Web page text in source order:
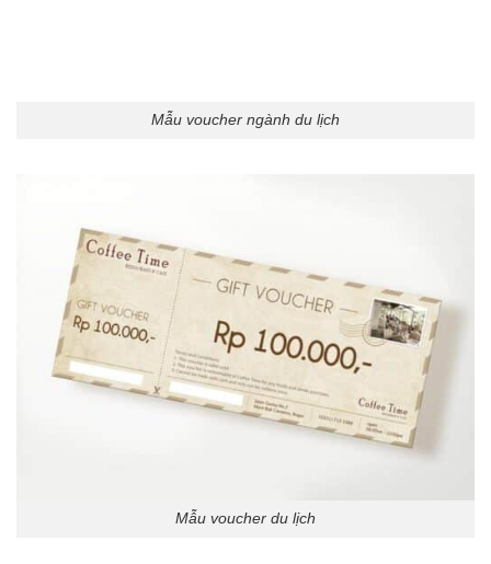
Mẫu voucher ngành du lịch
Mẫu voucher du lịch